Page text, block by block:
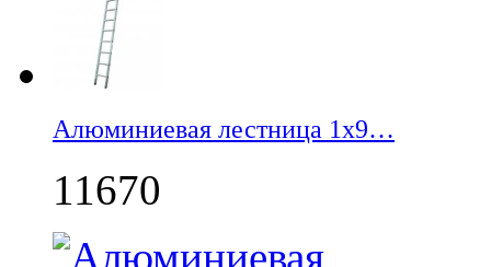
Алюминиевая лестница 1х9…
11670